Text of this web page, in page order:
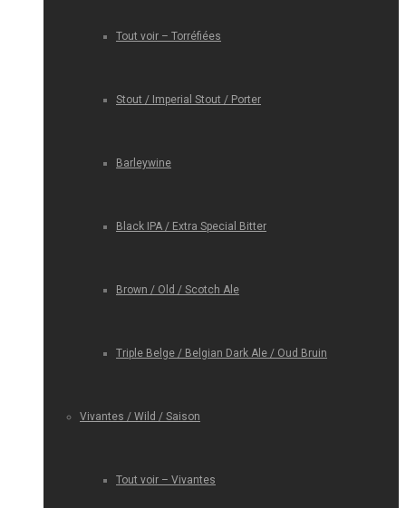
Tout voir – Torréfiées
Stout / Imperial Stout / Porter
Barleywine
Black IPA / Extra Special Bitter
Brown / Old / Scotch Ale
Triple Belge / Belgian Dark Ale / Oud Bruin
Vivantes / Wild / Saison
Tout voir – Vivantes